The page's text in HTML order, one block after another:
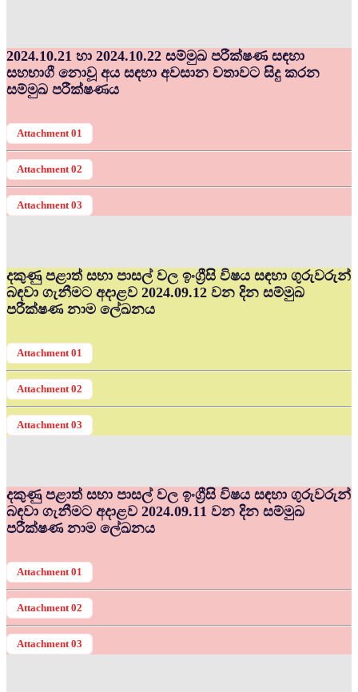
2024.10.21 හා 2024.10.22 සම්මුඛ පරීක්ෂණ සඳහා
සහභාගී නොවූ අය සඳහා අවසාන වතාවට සිදු කරන
සම්මුඛ පරීක්ෂණය
Attachment 01
Attachment 02
Attachment 03
දකුණු පළාත් සභා පාසල් වල ඉංග්‍රීසි විෂය සඳහා ගුරුවරුන්
බඳවා ගැනීමට අදාළව 2024.09.12 වන දින සම්මුඛ
පරීක්ෂණ නාම ලේඛනය
Attachment 01
Attachment 02
Attachment 03
දකුණු පළාත් සභා පාසල් වල ඉංග්‍රීසි විෂය සඳහා ගුරුවරුන්
බඳවා ගැනීමට අදාළව 2024.09.11 වන දින සම්මුඛ
පරීක්ෂණ නාම ලේඛනය
Attachment 01
Attachment 02
Attachment 03